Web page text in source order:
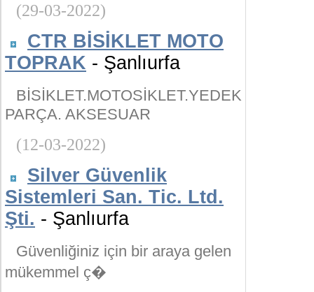
(29-03-2022)
CTR BİSİKLET MOTO
TOPRAK - Şanlıurfa
BİSİKLET.MOTOSİKLET.YEDEK
PARÇA. AKSESUAR
(12-03-2022)
Silver Güvenlik
Sistemleri San. Tic. Ltd.
Şti. - Şanlıurfa
Güvenliğiniz için bir araya gelen
mükemmel ç�